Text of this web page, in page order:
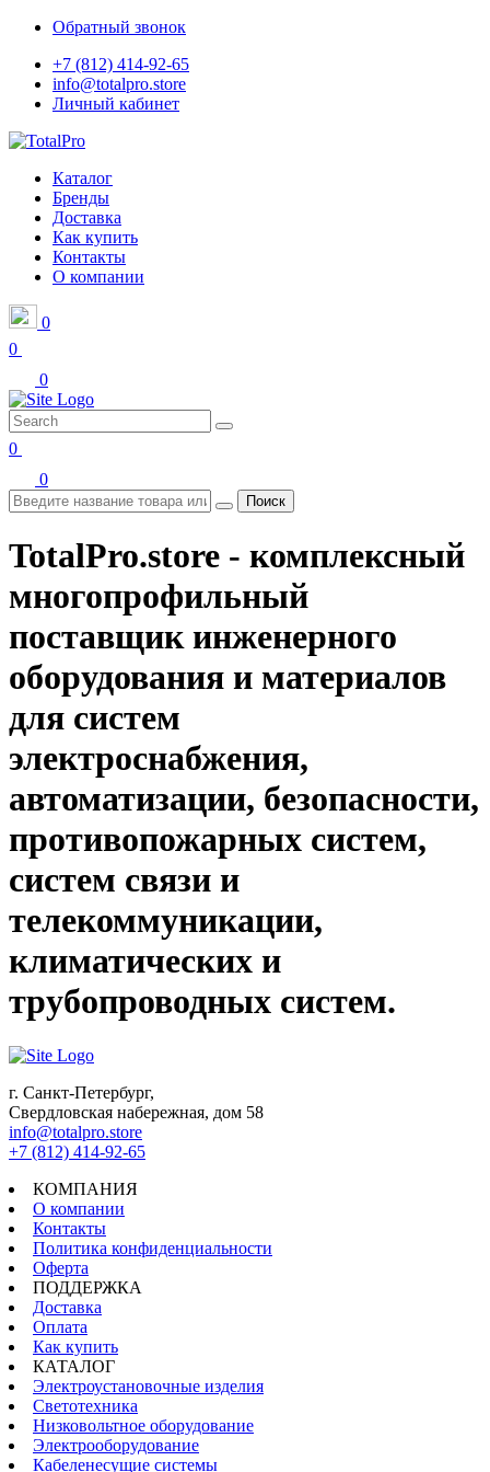
Обратный звонок
+7 (812) 414-92-65
info@totalpro.store
Личный кабинет
Каталог
Бренды
Доставка
Как купить
Контакты
О компании
0
0
0
0
0
Поиск
TotalPro.store - комплексный
многопрофильный
поставщик инженерного
оборудования и материалов
для систем
электроснабжения,
автоматизации, безопасности,
противопожарных систем,
систем связи и
телекоммуникации,
климатических и
трубопроводных систем.
г. Санкт-Петербург,
Свердловская набережная, дом 58
info@totalpro.store
+7 (812) 414-92-65
КОМПАНИЯ
О компании
Контакты
Политика конфиденциальности
Оферта
ПОДДЕРЖКА
Доставка
Оплата
Как купить
КАТАЛОГ
Электроустановочные изделия
Светотехника
Низковольтное оборудование
Электрооборудование
Кабеленесущие системы